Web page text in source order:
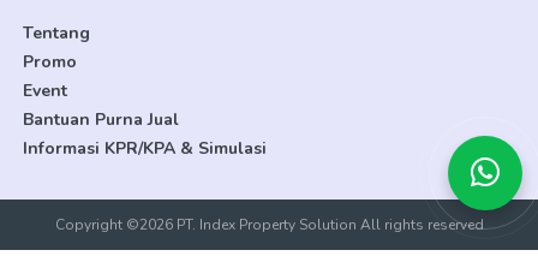
Tentang
Promo
Event
Bantuan Purna Jual
Informasi KPR/KPA & Simulasi
Copyright ©2026 PT. Index Property Solution All rights reserved